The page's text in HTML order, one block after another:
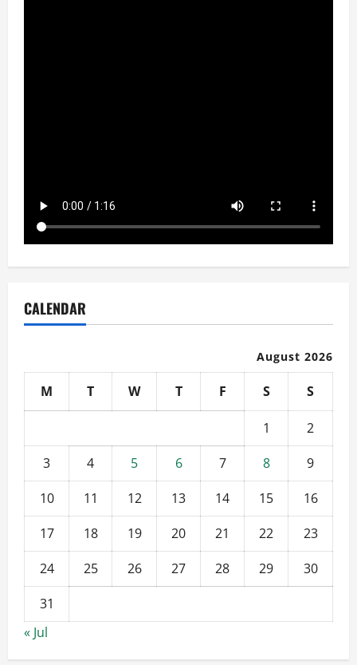
CALENDAR
August 2026
M T W T F S S
1
2
3
4 5 6 7 8
9
10
11 12 13 14 15
16
17
18 19 20 21 22
23
24
25 26 27 28 29
30
31
« Jul